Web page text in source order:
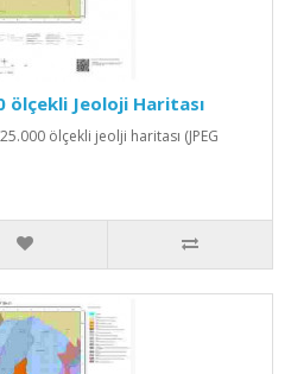
ölçekli Jeoloji Haritası
ölçekli jeolji haritası (JPEG